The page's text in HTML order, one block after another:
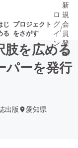
じ
る
プロジェクト
をさがす
近いプ
ロ
グ
イ
ン
/
新
規
会
員
登
録
肢を広める
パーを発行
出版 愛知県